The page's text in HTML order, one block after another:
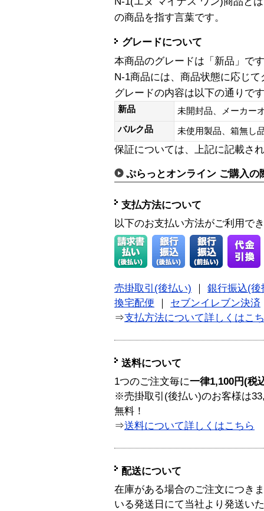
の商品を指す言葉です。
グレードについて
本商品のグレードは「新品」です
N-1商品には、商品状態に応じ
グレードの内容は以下の通りで
新品
未開封品、メーカー
バルク品
未使用製品、箱無
保証については、上記に記載さ
ぷらっとオンライン ご購入の
支払方法について
以下のお支払い方法がご利用で
売掛取引(後払い)
銀行振込(後
換宅配便
セブンイレブン決済
⇒支払方法について詳しくはこ
送料について
1つのご注文毎に一律1,100円(税
※売掛取引(後払い)のお客様は
無料！
⇒送料について詳しくはこちら
配送について
在庫がある場合のご注文につき
いる発送日にて当社より発送い